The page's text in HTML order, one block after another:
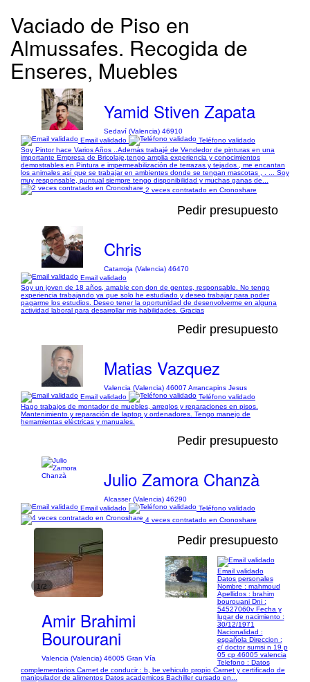
Vaciado de Piso en
Almussafes. Recogida de
Enseres, Muebles
Yamid Stiven Zapata
Sedaví (Valencia) 46910
Email validado
Teléfono validado
Soy Pintor hace Varios Años ..Además trabajé de Vendedor de pinturas en una
importante Empresa de Bricolaje,tengo amplia experiencia y conocimientos
demostrables en Pintura e impermeabilización de terrazas y tejados , me encantan
los animales así que se trabajar en ambientes donde se tengan mascotas , . ... Soy
muy responsable, puntual siempre tengo disponibilidad y muchas ganas de...
2 veces contratado en Cronoshare
Pedir presupuesto
Chris
Catarroja (Valencia) 46470
Email validado
Soy un joven de 18 años, amable con don de gentes, responsable. No tengo
experiencia trabajando ya que solo he estudiado y deseo trabajar para poder
pagarme los estudios. Deseo tener la oportunidad de desenvolverme en alguna
actividad laboral para desarrollar mis habilidades. Gracias
Pedir presupuesto
Matias Vazquez
Valencia (Valencia) 46007 Arrancapins Jesus
Email validado
Teléfono validado
Hago trabajos de montador de muebles, arreglos y reparaciones en pisos.
Mantenimiento y reparación de laptop y ordenadores. Tengo manejo de
herramientas eléctricas y manuales.
Pedir presupuesto
Julio Zamora Chanzà
Alcasser (Valencia) 46290
Email validado
Teléfono validado
4 veces contratado en Cronoshare
1/2
Pedir presupuesto
Amir Brahimi
Bourourani
Valencia (Valencia) 46005 Gran Vía
Email validado
Datos personales
Nombre : mahmoud
Apellidos : brahim
bourouani Dni :
54527060v Fecha y
lugar de nacimiento :
30/12/1971
Nacionalidad :
española Direccion :
c/ doctor sumsi n 19 p
05 cp 46005 valencia
Telefono : Datos
complementarios Carnet de conducir : b, be vehiculo propio Carnet y certificado de
manipulador de alimentos Datos academicos Bachiller cursado en...